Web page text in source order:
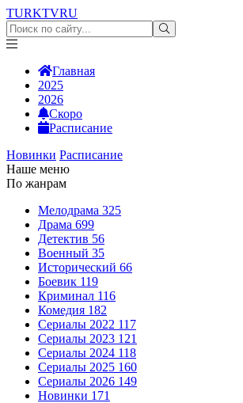
TURKTVRU
Главная
2025
2026
Скоро
Расписание
Новинки Расписание
Наше меню
По жанрам
Мелодрама 325
Драма 699
Детектив 56
Военный 35
Исторический 66
Боевик 119
Криминал 116
Комедия 182
Сериалы 2022 117
Сериалы 2023 121
Сериалы 2024 118
Сериалы 2025 160
Сериалы 2026 149
Новинки 171